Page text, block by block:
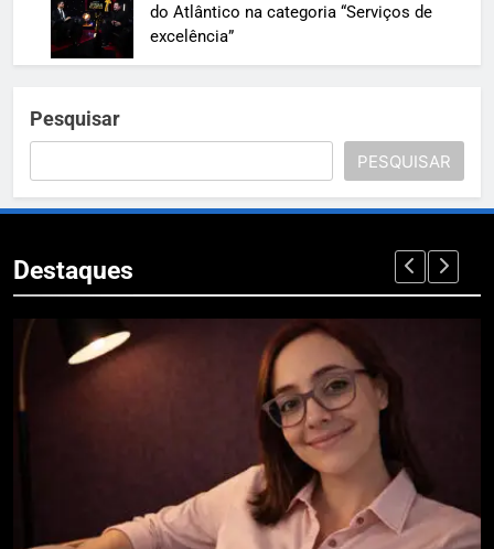
do Atlântico na categoria “Serviços de
excelência”
Pesquisar
PESQUISAR
Destaques